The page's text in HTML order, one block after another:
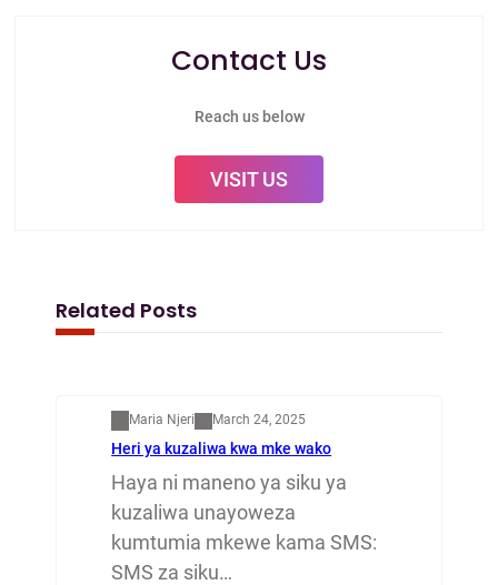
Contact Us
Reach us below
VISIT US
Related Posts
Maria Njeri March 24, 2025
Heri ya kuzaliwa kwa mke wako
Haya ni maneno ya siku ya
kuzaliwa unayoweza
kumtumia mkewe kama SMS:
SMS za siku…